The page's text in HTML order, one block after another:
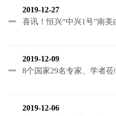
2019-12-27
喜讯！恒兴“中兴1号”南美白对虾荣获首届
2019-12-09
8个国家29名专家、学者
2019-12-06